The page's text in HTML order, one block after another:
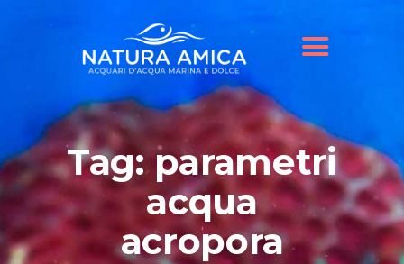
Tag: parametri
acqua
acropora
IL NOSTRO NEGOZIO
OFFERTE ACQUARI
SHOP ONLINE
BLOG